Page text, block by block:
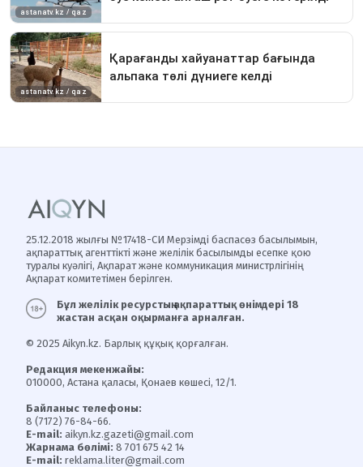
25.12.2018 жылғы №17418-СИ Мерзімді баспасөз басылымын,
ақпараттық агенттікті және желілік басылымды есепке қою
туралы куәлігі, Ақпарат және коммуникация министрлігінің
Ақпарат комитетімен берілген.
Бұл желілік ресурстың ақпараттық өнімдері 18
жастан асқан оқырманға арналған.
© 2025 Aikyn.kz. Барлық құқық қорғалған.
Редакция мекенжайы:
010000, Астана қаласы, Қонаев көшесі, 12/1.
Байланыс телефоны:
8 (7172) 76-84-66.
E-mail: aikyn.kz.gazeti@gmail.com
Жарнама бөлімі: 8 701 675 42 14
E-mail: reklama.liter@gmail.com